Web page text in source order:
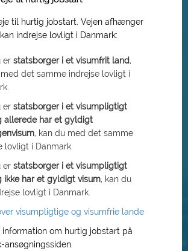
til hurtig jobstart. Vejen afhænger
indrejse lovligt i Danmark:
er statsborger i et visumfrit land,
med det samme indrejse lovligt i
er statsborger i et visumpligtigt
allerede har et gyldigt
, kan du med det samme
lovligt i Danmark.
er statsborger i et visumpligtigt
ikke har et gyldigt visum, kan du
lovligt i Danmark.
visumpligtige og visumfrie lande
information om hurtig jobstart på
ansøgningssiden.